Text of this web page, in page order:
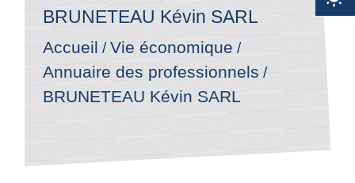
BRUNETEAU Kévin SARL
Accueil /Vie économique /
Annuaire des professionnels/
BRUNETEAU Kévin SARL